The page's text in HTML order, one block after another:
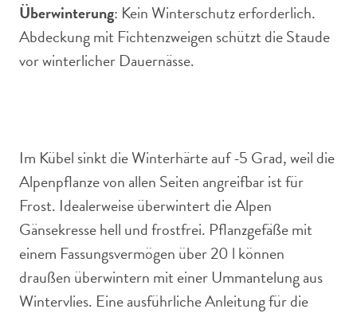
Überwinterung: Kein Winterschutz erforderlich.
Abdeckung mit Fichtenzweigen schützt die Staude
vor winterlicher Dauernässe.
Im Kübel sinkt die Winterhärte auf -5 Grad, weil die
Alpenpflanze von allen Seiten angreifbar ist für
Frost. Idealerweise überwintert die Alpen
Gänsekresse hell und frostfrei. Pflanzgefäße mit
einem Fassungsvermögen über 20 l können
draußen überwintern mit einer Ummantelung aus
Wintervlies. Eine ausführliche Anleitung für die